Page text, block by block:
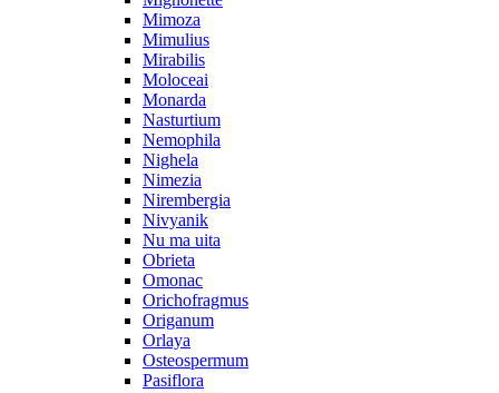
Mimoza
Mimulius
Mirabilis
Moloceai
Monarda
Nasturtium
Nemophila
Nighela
Nimezia
Nirembergia
Nivyanik
Nu ma uita
Obrieta
Omonac
Orichofragmus
Origanum
Orlaya
Osteospermum
Pasiflora